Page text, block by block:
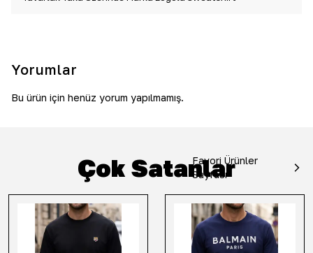
Yorumlar
Bu ürün için henüz yorum yapılmamış.
Çok Satanlar
Favori Ürünler
Sayfası